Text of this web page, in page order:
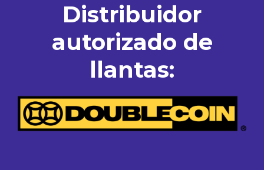
Distribuidor
autorizado de
llantas: